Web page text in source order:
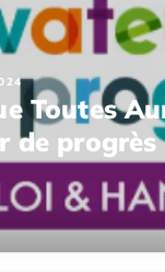
Toutes
de progrès